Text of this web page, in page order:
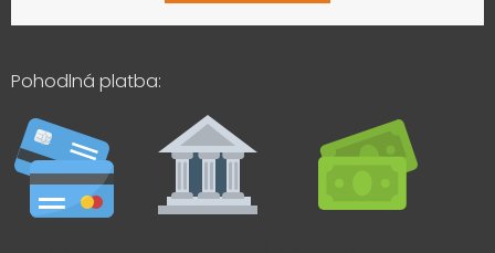
Pohodlná platba: